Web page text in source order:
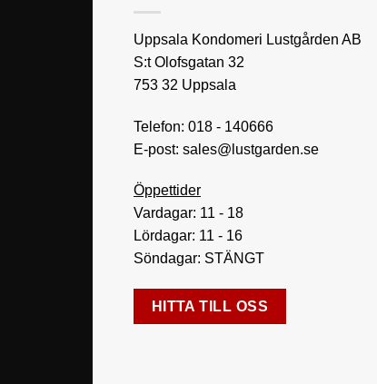
Uppsala Kondomeri Lustgården AB
S:t Olofsgatan 32
753 32 Uppsala
Telefon: 018 - 140666
E-post: sales@lustgarden.se
Öppettider
Vardagar: 11 - 18
Lördagar: 11 - 16
Söndagar: STÄNGT
HITTA TILL OSS